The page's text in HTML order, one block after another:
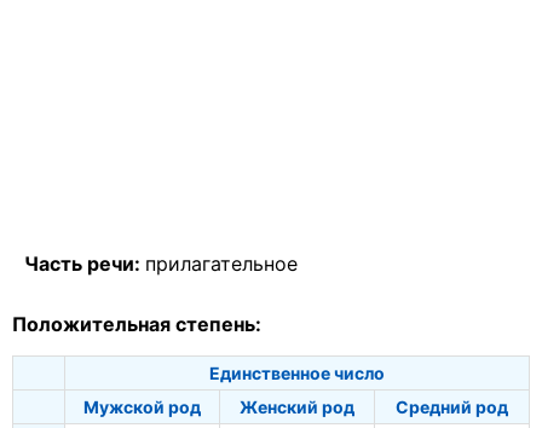
Часть речи: прилагательное
Положительная степень:
Единственное число
Мужской род
Женский род
Средний род